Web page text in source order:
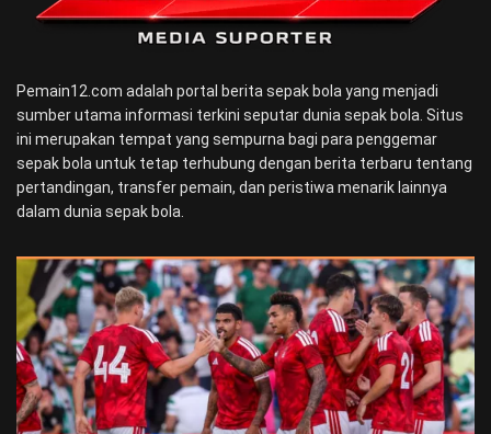
Pemain12.com adalah portal berita sepak bola yang menjadi
sumber utama informasi terkini seputar dunia sepak bola. Situs
ini merupakan tempat yang sempurna bagi para penggemar
sepak bola untuk tetap terhubung dengan berita terbaru tentang
pertandingan, transfer pemain, dan peristiwa menarik lainnya
dalam dunia sepak bola.